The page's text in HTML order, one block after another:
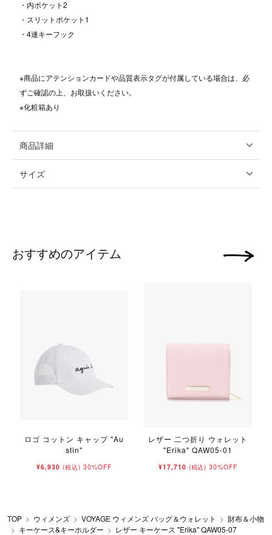
・内ポケット2
・スリットポケット1
・4連キーフック
※商品にアテンションカードや品質表示タグが付属している場合は、必
ずご確認の上、お取扱いください。
※化粧箱あり
商品詳細
サイズ
おすすめのアイテム
ロゴ コットン キャップ "Au
stin"
¥6,930 (税込) 30%OFF
レザー 二つ折り ウォレット
"Erika" QAW05-01
¥17,710 (税込) 30%OFF
次の画像
TOP ウィメンズ VOYAGE ウィメンズ バッグ＆ウォレット
財布＆小物
キーケース&キーホルダー
レザー キーケース "Erika" QAW05-07